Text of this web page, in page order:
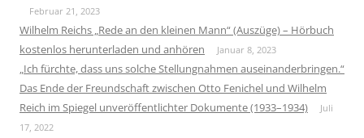
Februar 21, 2023
Wilhelm Reichs „Rede an den kleinen Mann“ (Auszüge) – Hörbuch
kostenlos herunterladen und anhören
Januar 8, 2023
„Ich fürchte, dass uns solche Stellungnahmen auseinanderbringen.“
Das Ende der Freundschaft zwischen Otto Fenichel und Wilhelm
Reich im Spiegel unveröffentlichter Dokumente (1933–1934)
Juli
17, 2022